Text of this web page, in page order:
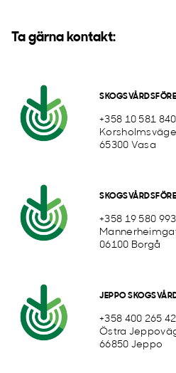
Ta gärna kontakt:
+358 10 581
65300 Vasa
+358 19 580 993
06100 Borgå
JEPPO
+358 400 265
Östra
66850 Jeppo